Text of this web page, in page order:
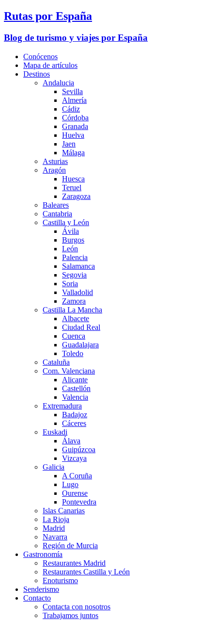
Rutas por España
Blog de turismo y viajes por España
Conócenos
Mapa de artículos
Destinos
Andalucia
Sevilla
Almería
Cádiz
Córdoba
Granada
Huelva
Jaen
Málaga
Asturias
Aragón
Huesca
Teruel
Zaragoza
Baleares
Cantabria
Castilla y León
Ávila
Burgos
León
Palencia
Salamanca
Segovia
Soria
Valladolid
Zamora
Castilla La Mancha
Albacete
Ciudad Real
Cuenca
Guadalajara
Toledo
Cataluña
Com. Valenciana
Alicante
Castellón
Valencia
Extremadura
Badajoz
Cáceres
Euskadi
Álava
Guipúzcoa
Vizcaya
Galicia
A Coruña
Lugo
Ourense
Pontevedra
Islas Canarias
La Rioja
Madrid
Navarra
Región de Murcia
Gastronomía
Restaurantes Madrid
Restaurantes Castilla y León
Enoturismo
Senderismo
Contacto
Contacta con nosotros
Trabajamos juntos